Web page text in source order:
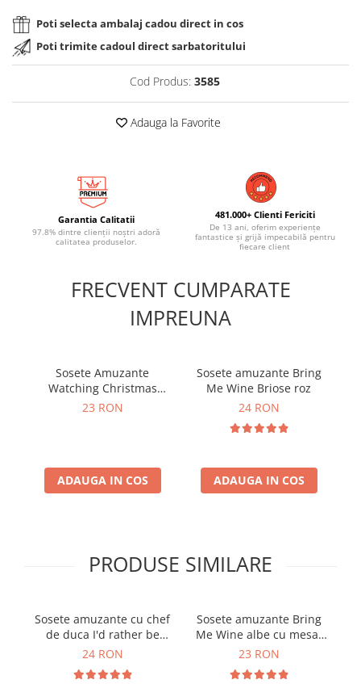
Poti selecta ambalaj cadou direct in cos
Poti trimite cadoul direct sarbatoritului
Cod Produs: 3585
Adauga la Favorite
Garantia Calitatii
97.8% dintre clienții noștri adoră
calitatea produselor.
481.000+ Clienti Fericiti
De 13 ani, oferim experiențe
fantastice și grijă impecabilă pentru
fiecare client
FRECVENT CUMPARATE
IMPREUNA
Sosete Amuzante
Watching Christmas
Movies
23 RON
ADAUGA IN COS
Sosete amuzante Bring
Me Wine Briose roz
24 RON
ADAUGA IN COS
PRODUSE SIMILARE
Sosete amuzante cu chef
de duca I'd rather be
hiking
24 RON
Sosete amuzante Bring
Me Wine albe cu mesaj
auriu
23 RON